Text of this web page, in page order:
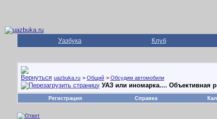
Уазбука Клуб
uazbuka.ru > Общий > Обсудим автомобили
УАЗ или иномарка.... Объективная
Регистрация Справка